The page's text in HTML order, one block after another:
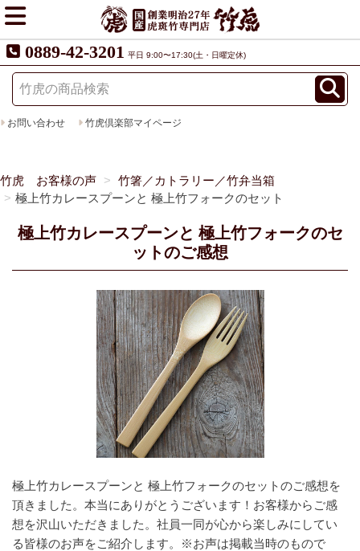
0889-42-3201 平日 9:00〜17:30(土・日曜定休)
お問い合わせ 竹虎倶楽部マイページ
竹虎 お客様の声
竹箸／カトラリー／竹弁当箱
極上竹カレースプーンと 極上竹フォークのセット
極上竹カレースプーンと 極上竹フォークのセ
ットのご感想
極上竹カレースプーンと 極上竹フォークのセットのご感想を
頂きました。本当にありがとうございます！ お客様からご感
想を沢山いただきました。 社員一同が心から楽しみにしてい
る皆様のお声をご紹介します。
※お声は掲載当時のもので